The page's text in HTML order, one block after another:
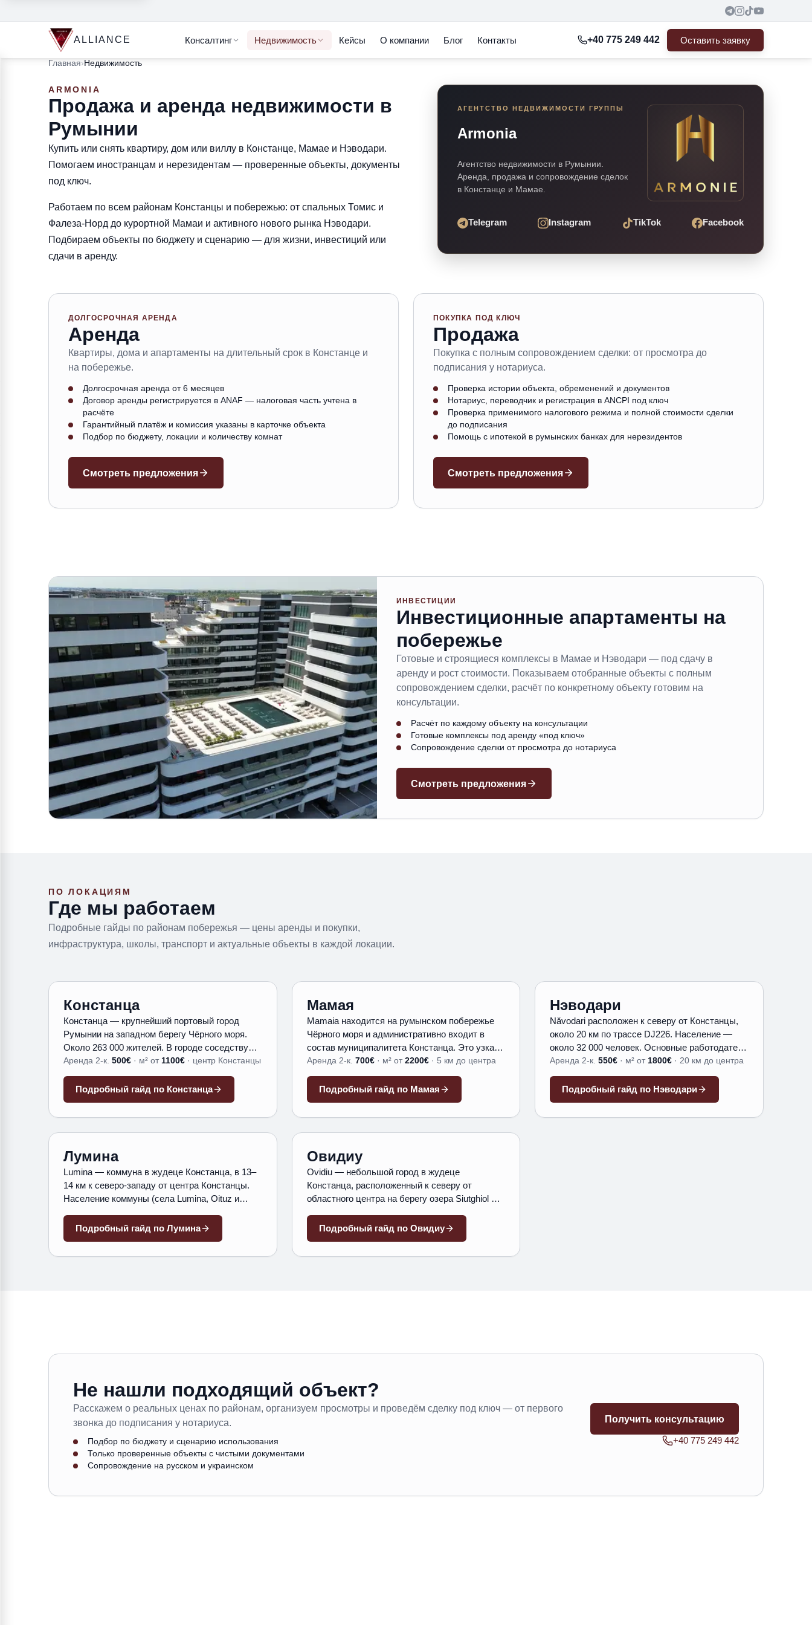
ALLIANCE Консалтинг Недвижимость Кейсы О компании Блог Контакты +40 775 249 442 Оставить заявку
Главная›Недвижимость
ARMONIA
Продажа и аренда недвижимости в
Румынии
Купить или снять квартиру, дом или виллу в Констанце, Мамае и Нэводари.
Помогаем иностранцам и нерезидентам — проверенные объекты, документы
под ключ.
Работаем по всем районам Констанцы и побережью: от спальных Томис и
Фалеза-Норд до курортной Мамаи и активного нового рынка Нэводари.
Подбираем объекты по бюджету и сценарию — для жизни, инвестиций или
сдачи в аренду.
АГЕНТСТВО НЕДВИЖИМОСТИ ГРУППЫ
Armonia
Агентство недвижимости в Румынии.
Аренда, продажа и сопровождение сделок
в Констанце и Мамае.
Telegram Instagram TikTok Facebook
ДОЛГОСРОЧНАЯ АРЕНДА
Аренда
Квартиры, дома и апартаменты на длительный срок в Констанце и
на побережье.
Долгосрочная аренда от 6 месяцев
Договор аренды регистрируется в ANAF — налоговая часть учтена в
расчёте
Гарантийный платёж и комиссия указаны в карточке объекта
Подбор по бюджету, локации и количеству комнат
Смотреть предложения
ПОКУПКА ПОД КЛЮЧ
Продажа
Покупка с полным сопровождением сделки: от просмотра до
подписания у нотариуса.
Проверка истории объекта, обременений и документов
Нотариус, переводчик и регистрация в ANCPI под ключ
Проверка применимого налогового режима и полной стоимости сделки
до подписания
Помощь с ипотекой в румынских банках для нерезидентов
Смотреть предложения
ИНВЕСТИЦИИ
Инвестиционные апартаменты на
побережье
Готовые и строящиеся комплексы в Мамае и Нэводари — под сдачу в
аренду и рост стоимости. Показываем отобранные объекты с полным
сопровождением сделки, расчёт по конкретному объекту готовим на
консультации.
Расчёт по каждому объекту на консультации
Готовые комплексы под аренду «под ключ»
Сопровождение сделки от просмотра до нотариуса
Смотреть предложения
ПО ЛОКАЦИЯМ
Где мы работаем
Подробные гайды по районам побережья — цены аренды и покупки,
инфраструктура, школы, транспорт и актуальные объекты в каждой локации.
Констанца
Констанца — крупнейший портовый город
Румынии на западном берегу Чёрного моря.
Около 263 000 жителей. В городе соседствуют
античное наследие (фрагменты древнего
Томиса), межвоенная архитектура и
современные жилые комплексы.
Аренда 2-к. 500€ · м² от 1100€ · центр Констанцы
Подробный гайд по Констанца
Мамая
Mamaia находится на румынском побережье
Чёрного моря и административно входит в
состав муниципалитета Констанца. Это узкая
полоса суши длиной около 8 км между озером
Сиутгиол и морем, примерно в 5 км от южной
части города. Формально это не отдельный
населённый пункт, а курортная зона
Аренда 2-к. 700€· м² от2200€· 5 км до центра
Подробный гайд по Мамая
Нэводари
Năvodari расположен к северу от Констанцы,
около 20 км по трассе DJ226. Население —
около 32 000 человек. Основные работодатели
города: нефтеперерабатывающий завод
Petromidia (Rompetrol) и прибрежный туризм.
Административно к Năvodari относится
туристическая зона Mamaia Nord, она же
Аренда 2-к.550€ · м² от 1800€ · 20 км до центра
Подробный гайд по Нэводари
Лумина
Lumina — коммуна в жудеце Констанца, в 13–
14 км к северо-западу от центра Констанцы.
Население коммуны (села Lumina, Oituz и
2021 года; центральное село Lumina —
основная часть этого населения. Рельеф
Подробный гайд по Лумина
Овидиу
Ovidiu — небольшой город в жудеце
Констанца, расположенный к северу от
областного центра на берегу озера Siutghiol —
противоположной стороны. Население —
около 13 000 жителей.
Подробный гайд по Овидиу
Не нашли подходящий объект?
Расскажем о реальных ценах по районам, организуем просмотры и проведём сделку под ключ — от первого
звонка до подписания у нотариуса.
Подбор по бюджету и сценарию использования
Только проверенные объекты с чистыми документами
Сопровождение на русском и украинском
Получить консультацию
+40 775 249 442